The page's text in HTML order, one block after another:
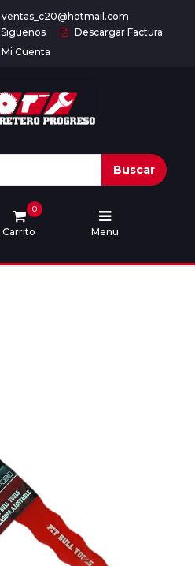
ventas_c20@hotmail.com
Siguenos
Descargar Factura
Mi Cuenta
Buscar
Carrito
0
Menu